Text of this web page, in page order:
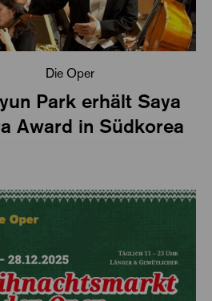
Die Oper
Park erhält Saya
Award in Südkorea